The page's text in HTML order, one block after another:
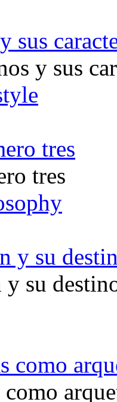
sus
y sus
tres
tres
y su
y su
como